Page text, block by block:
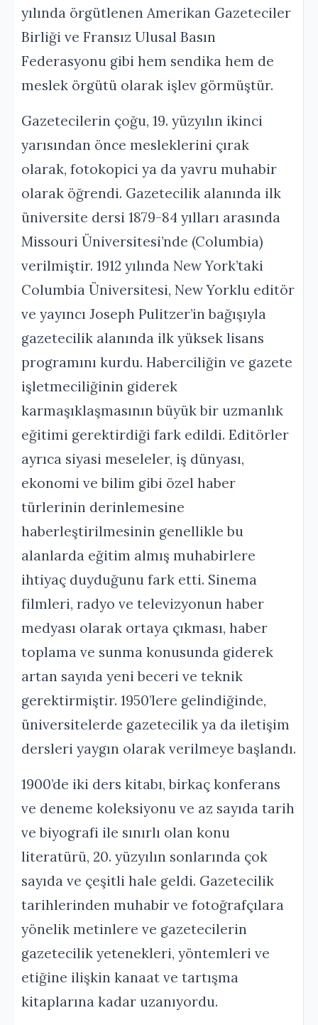
yılında örgütlenen Amerikan Gazeteciler
Birliği ve Fransız Ulusal Basın
Federasyonu gibi hem sendika hem de
meslek örgütü olarak işlev görmüştür.
Gazetecilerin çoğu, 19. yüzyılın ikinci
yarısından önce mesleklerini çırak
olarak, fotokopici ya da yavru muhabir
olarak öğrendi. Gazetecilik alanında ilk
üniversite dersi 1879-84 yılları arasında
Missouri Üniversitesi’nde (Columbia)
verilmiştir. 1912 yılında New York’taki
Columbia Üniversitesi, New Yorklu editör
ve yayıncı Joseph Pulitzer’in bağışıyla
gazetecilik alanında ilk yüksek lisans
programını kurdu. Haberciliğin ve gazete
işletmeciliğinin giderek
karmaşıklaşmasının büyük bir uzmanlık
eğitimi gerektirdiği fark edildi. Editörler
ayrıca siyasi meseleler, iş dünyası,
ekonomi ve bilim gibi özel haber
türlerinin derinlemesine
haberleştirilmesinin genellikle bu
alanlarda eğitim almış muhabirlere
ihtiyaç duyduğunu fark etti. Sinema
filmleri, radyo ve televizyonun haber
medyası olarak ortaya çıkması, haber
toplama ve sunma konusunda giderek
artan sayıda yeni beceri ve teknik
gerektirmiştir. 1950’lere gelindiğinde,
üniversitelerde gazetecilik ya da iletişim
dersleri yaygın olarak verilmeye başlandı.
1900’de iki ders kitabı, birkaç konferans
ve deneme koleksiyonu ve az sayıda tarih
ve biyografi ile sınırlı olan konu
literatürü, 20. yüzyılın sonlarında çok
sayıda ve çeşitli hale geldi. Gazetecilik
tarihlerinden muhabir ve fotoğrafçılara
yönelik metinlere ve gazetecilerin
gazetecilik yetenekleri, yöntemleri ve
etiğine ilişkin kanaat ve tartışma
kitaplarına kadar uzanıyordu.